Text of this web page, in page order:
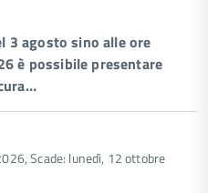
3 agosto sino alle ore
è possibile presentare
Scade: lunedì, 12 ottobre